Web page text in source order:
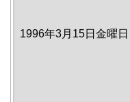
1996年3月15日金曜日